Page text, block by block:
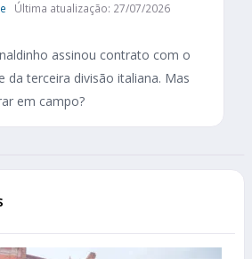
Última atualização: 27/07/2026
assinou contrato com o
da terceira divisão italiana. Mas
em campo?